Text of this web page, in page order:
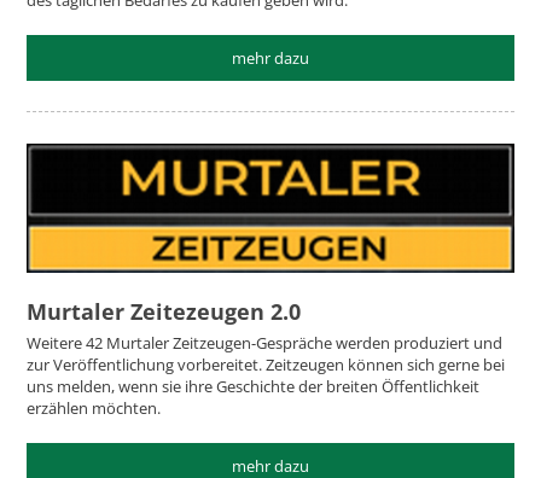
mehr dazu
Murtaler Zeitezeugen 2.0
Weitere 42 Murtaler Zeitzeugen-Gespräche werden produziert und
zur Veröffentlichung vorbereitet. Zeitzeugen können sich gerne bei
uns melden, wenn sie ihre Geschichte der breiten Öffentlichkeit
erzählen möchten.
mehr dazu